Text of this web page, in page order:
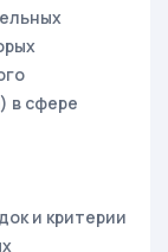
в сфере
и критерии